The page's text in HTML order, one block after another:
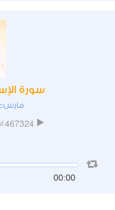
سورة
فارس
467324
00:00